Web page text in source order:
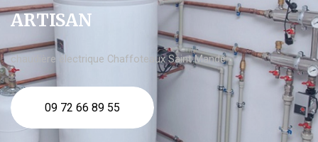
ARTISAN
chaudière électrique Chaffoteaux Saint Mandé
09 72 66 89 55